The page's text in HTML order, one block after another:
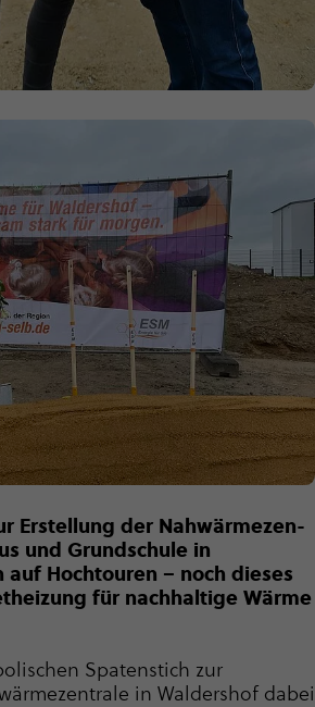
Erstellung der Nahwär­me­zen­
und Grundschule in
Hochtouren – noch dieses
für nachhaltige Wärme
Spatenstich zur
in Waldershof dabei